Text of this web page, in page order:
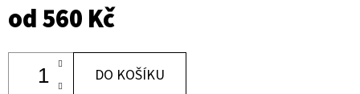
od560 Kč
DO KOŠÍKU